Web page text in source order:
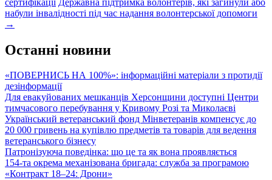
набули інвалідності під час надання волонтерської допомоги
→
Останні новини
«ПОВЕРНИСЬ НА 100%»: інформаційні матеріали з протидії
дезінформації
Для евакуйованих мешканців Херсонщини доступні Центри
тимчасового перебування у Кривому Розі та Миколаєві
Український ветеранський фонд Мінветеранів компенсує до
20 000 гривень на купівлю предметів та товарів для ведення
ветеранського бізнесу
Патронізуюча поведінка: що це та як вона проявляється
154-та окрема механізована бригада: служба за програмою
«Контракт 18–24: Дрони»